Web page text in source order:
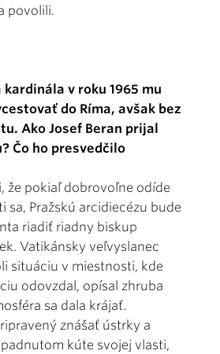
povolili.
kardinála v roku 1965 mu
do Ríma, avšak bez
Ako Josef Beran prijal
Čo ho presvedčilo
že pokiaľ dobrovoľne odíde
sa, Pražskú arcidiecézu bude
riadiť riadny biskup
Vatikánsky veľvyslanec
situáciu v miestnosti, kde
odovzdal, opísal zhruba
sa dala krájať.
znášať ústrky a
kúte svojej vlasti,